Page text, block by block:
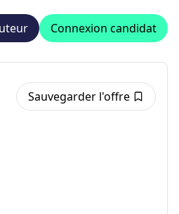
Connexion candidat
Sauvegarder l'offre